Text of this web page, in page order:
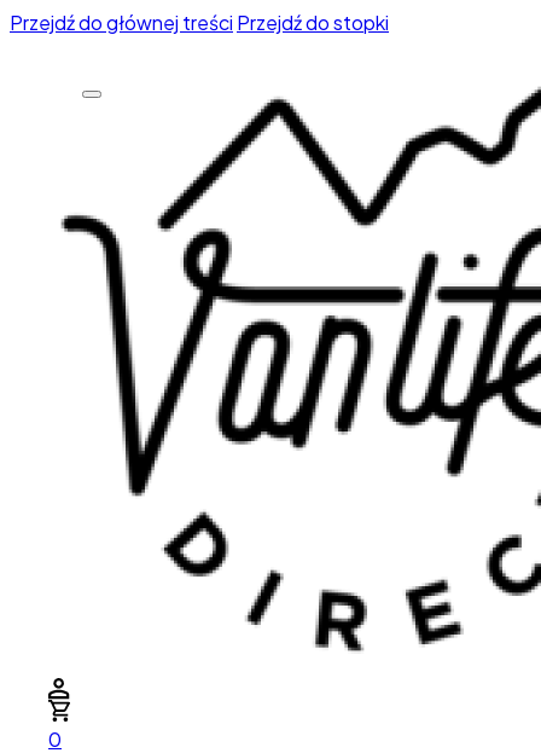
Przejdź do głównej treści Przejdź do stopki
0